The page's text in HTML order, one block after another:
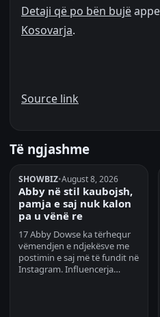
Detaji që po bën bujë
Kosovarja.
Source link
Të ngjashme
SHOWBIZ•August 8, 2026
Abby në stil kaubojsh,
pamja e saj nuk kalon
pa u vënë re
17 Abby Dowse ka tërhequr
vëmendjen e ndjekësve me
postimin e saj më të fundit në
Instagram. Influencerja…